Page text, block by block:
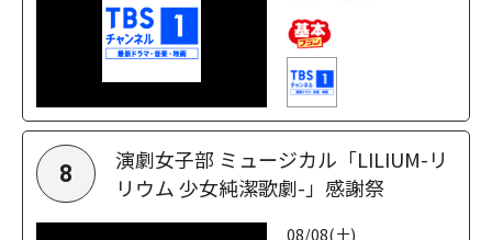
8
演劇女子部 ミュージカル「LILIUM-リ
リウム 少女純潔歌劇-」感謝祭
08/08(土)